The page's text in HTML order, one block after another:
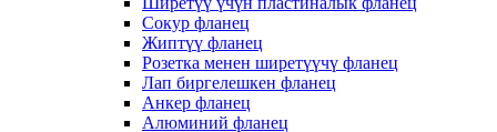
Сокур фланец
Жиптүү фланец
Розетка менен ширетүүчү фланец
Лап биргелешкен фланец
Анкер фланец
Алюминий фланец